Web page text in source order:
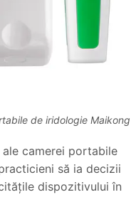
de iridologie Maikong
camerei portabile
să ia decizii
dispozitivului în